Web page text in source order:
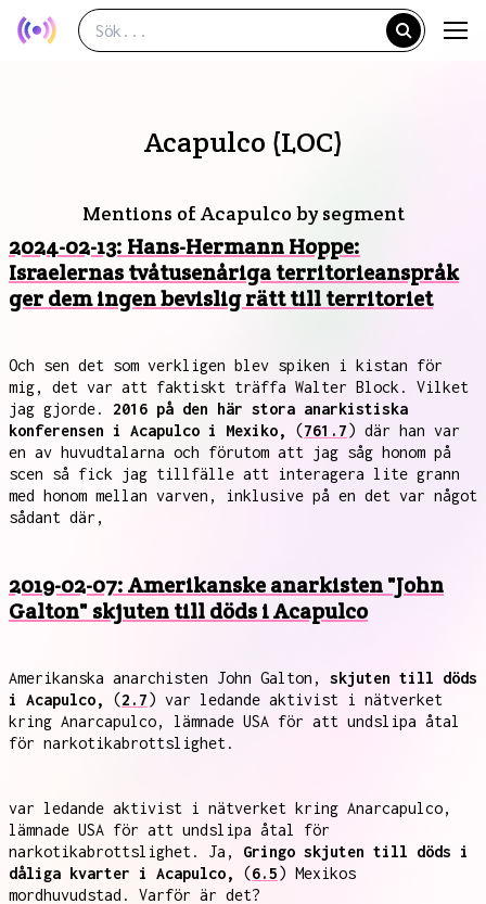
Acapulco (LOC)
Mentions of Acapulco by segment
2024-02-13: Hans-Hermann Hoppe:
Israelernas tvåtusenåriga territorieanspråk
ger dem ingen bevislig rätt till territoriet
Och sen det som verkligen blev spiken i kistan för
mig, det var att faktiskt träffa Walter Block. Vilket
jag gjorde. 2016 på den här stora anarkistiska
konferensen i Acapulco i Mexiko,
(761.7) där han var
en av huvudtalarna och förutom att jag såg honom på
scen så fick jag tillfälle att interagera lite grann
med honom mellan varven, inklusive på en det var något
sådant där,
2019-02-07: Amerikanske anarkisten "John
Galton" skjuten till döds i Acapulco
Amerikanska anarchisten John Galton, skjuten till döds
i Acapulco,
(2.7) var ledande aktivist i nätverket
kring Anarcapulco, lämnade USA för att undslipa åtal
för narkotikabrottslighet.
var ledande aktivist i nätverket kring Anarcapulco,
lämnade USA för att undslipa åtal för
narkotikabrottslighet. Ja, Gringo skjuten till döds i
dåliga kvarter i Acapulco,
(6.5) Mexikos
mordhuvudstad. Varför är det?